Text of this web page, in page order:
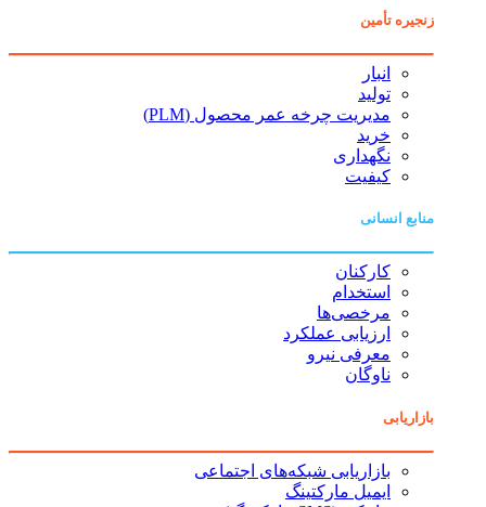
زنجیره تأمین
انبار
تولید
مدیریت چرخه عمر محصول (PLM)
خرید
نگهداری
کیفیت
منابع انسانی
کارکنان
استخدام
مرخصی‌ها
ارزیابی عملکرد
معرفی نیرو
ناوگان
بازاریابی
بازاریابی شبکه‌های اجتماعی
ایمیل مارکتینگ